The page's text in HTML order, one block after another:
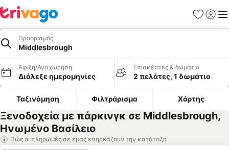
Προορισμός
Middlesbrough
Άφιξη/Αναχώρηση
Διάλεξε ημερομηνίες
Επισκέπτες & δωμάτια
2 πελάτες, 1 δωμάτιο
Ταξινόμηση Φιλτράρισμα Χάρτης
Ξενοδοχεία με πάρκινγκ σε Middlesbrough,
Ηνωμένο Βασίλειο
Πώς οι πληρωμές σε εμάς επηρεάζουν την κατάταξη